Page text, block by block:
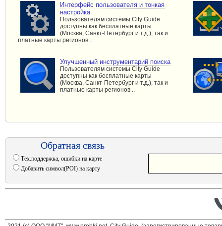
Интерфейс пользователя и тонкая
настройка
Пользователям системы City Guide
доступны как бесплатные карты
(Москва, Санкт-Петербург и т.д.), так и
платные карты регионов ..
Улучшенный инструментарий поиска
Пользователям системы City Guide
доступны как бесплатные карты
(Москва, Санкт-Петербург и т.д.), так и
платные карты регионов ..
Обратная связь
Тех.поддержка, ошибки на карте
Добавить символ(POI) на карту